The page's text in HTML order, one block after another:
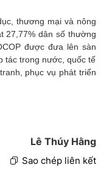
thương mại và nông
27,77% dân số thường
được đưa lên sàn
tác trong nước, quốc tế
phục vụ phát triển
Lê Thúy Hằng
Sao chép liên kết